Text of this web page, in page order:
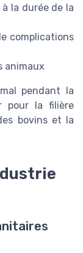
la durée de la
complications
animaux
pendant la
pour la filière
bovins et la